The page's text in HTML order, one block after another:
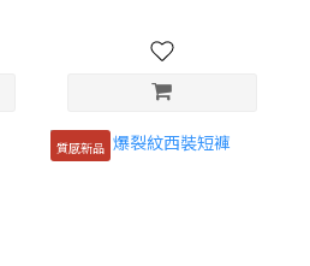
質感新品